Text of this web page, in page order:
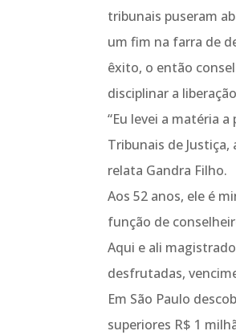
tribunais puseram
um fim na farra de
êxito, o então
disciplinar a
“Eu levei a matéria
Tribunais de
relata Gandra Filho.
Aos 52 anos, ele é
função de
Aqui e ali
desfrutadas,
Em São Paulo
superiores R$ 1